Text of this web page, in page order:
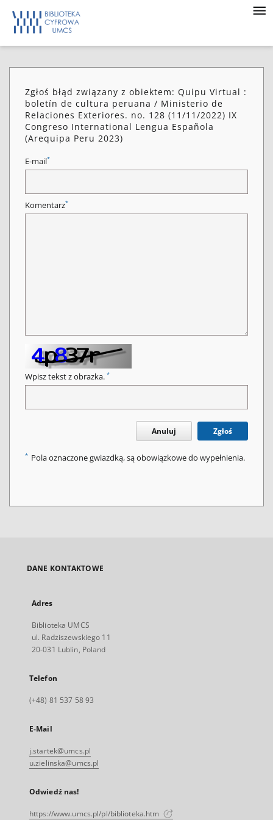
Zgłoś błąd związany z obiektem: Quipu Virtual :
boletín de cultura peruana / Ministerio de
Relaciones Exteriores. no. 128 (11/11/2022) IX
Congreso International Lengua Española
(Arequipa Peru 2023)
E-mail*
Komentarz*
Wpisz tekst z obrazka. *
Anuluj Zgłoś
* Pola oznaczone gwiazdką, są obowiązkowe do wypełnienia.
DANE KONTAKTOWE
Adres
Biblioteka UMCS
ul. Radziszewskiego 11
20-031 Lublin, Poland
Telefon
(+48) 81 537 58 93
E-Mail
j.startek@umcs.pl
u.zielinska@umcs.pl
Odwiedź nas!
https://www.umcs.pl/pl/biblioteka.htm